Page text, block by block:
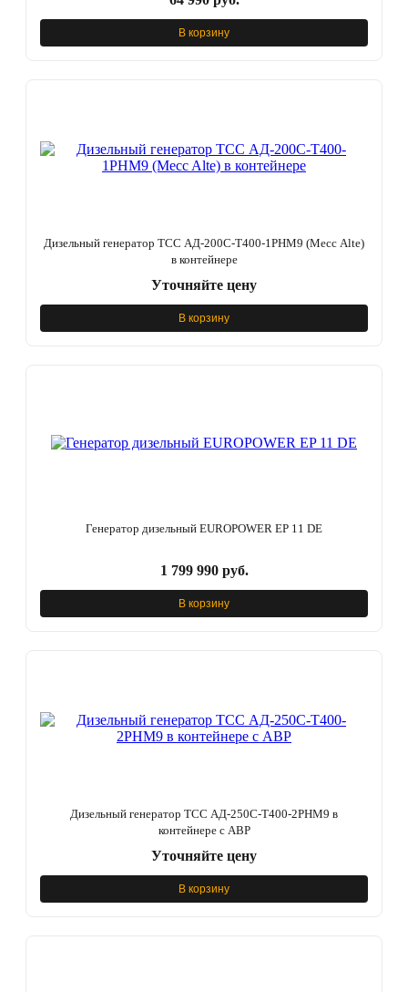
В корзину
Дизельный генератор ТСС АД-200С-Т400-1РНМ9 (Mecc Alte)
в контейнере
Уточняйте цену
В корзину
Генератор дизельный EUROPOWER EP 11 DE
1 799 990 руб.
В корзину
Дизельный генератор ТСС АД-250С-Т400-2РНМ9 в
контейнере с АВР
Уточняйте цену
В корзину